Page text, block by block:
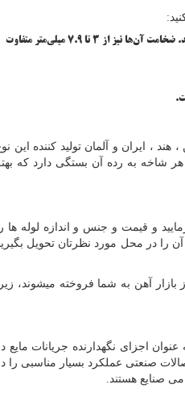
لوله مانیسمان رده سبک: این دسته دارای ضخامت کم نسبت به قطر خود هستند و در سایزهای 1 تا 16 اینچی عرضه می‌شوند. ضخامت آن‌ها نیز از 3 تا 7.9 میلی‌متر متفاوت
، ایران و آلمان تولید کننده این
شاخه به رده آن بستگی دارد که
و قیمت و جنس و اندازه لوله ها را
را در محل مورد نظرتان تحویل
آهن به شما فروخته میشوند، زیرا
اجزای نگهدارنده جریانات مایع
صنعتی عملکرد بسیار مناسبی را
صنایع هستند.